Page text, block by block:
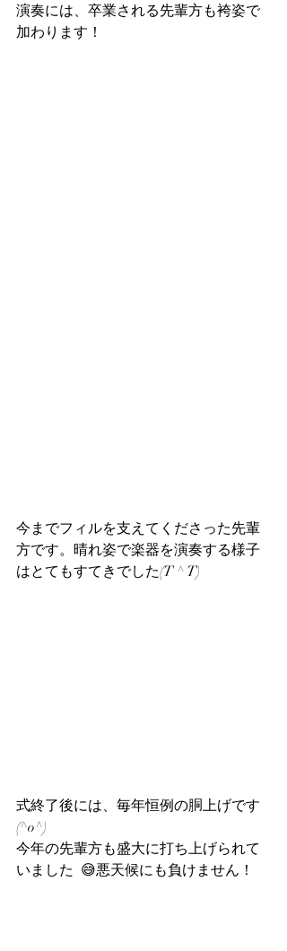
演奏には、卒業される先輩方も袴姿で
加わります！
今までフィルを支えてくださった先輩
方です。晴れ姿で楽器を演奏する様子
はとてもすてきでした(T ^ T)
式終了後には、毎年恒例の胴上げです
(^o^)
今年の先輩方も盛大に打ち上げられて
いました  😅悪天候にも負けません！